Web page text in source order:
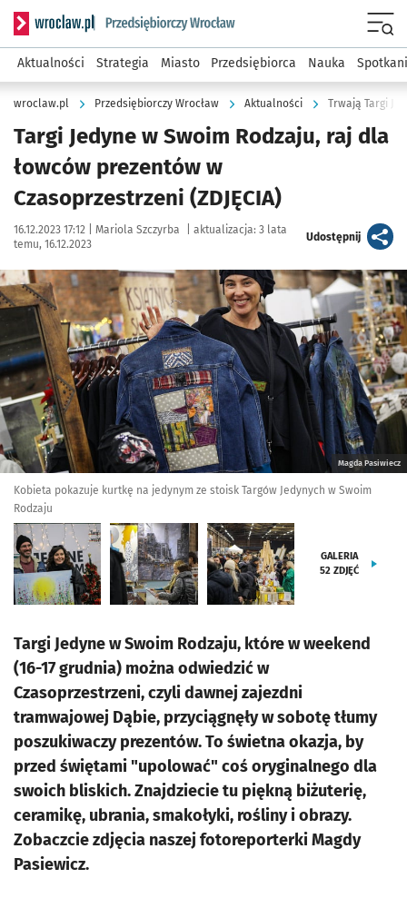
Serwis informacyjny wroclaw.pl podserwis: Strategia
Aktualności Strategia Miasto Przedsiębiorca Nauka
wroclaw.pl Przedsiębiorczy Wrocław Aktualności Trwają Targi
Targi Jedyne w Swoim Rodzaju, raj dla
łowców prezentów w
Czasoprzestrzeni (ZDJĘCIA)
Data publikacji:
16.12.2023 17:12 | Autor:
Mariola Szczyrba aktualizacja: 3 lata
temu, 16.12.2023
Udostępnijartykuł
Kliknij, aby zobaczyć galerię
Magda Pasiwiecz
Kobieta pokazuje kurtkę na jedynym ze stoisk Targów Jedynych w Swoim
Rodzaju
GALERIA
52 ZDJĘĆ
Targi Jedyne w Swoim Rodzaju, które w weekend
(16-17 grudnia) można odwiedzić w
Czasoprzestrzeni, czyli dawnej zajezdni
tramwajowej Dąbie, przyciągnęły w sobotę tłumy
poszukiwaczy prezentów. To świetna okazja, by
przed świętami "upolować" coś oryginalnego dla
swoich bliskich. Znajdziecie tu piękną biżuterię,
ceramikę, ubrania, smakołyki, rośliny i obrazy.
Zobaczcie zdjęcia naszej fotoreporterki Magdy
Pasiewicz.